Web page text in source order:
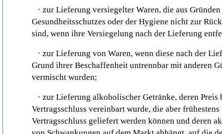
· zur Lieferung versiegelter Waren, die aus Gründen
Gesundheitsschutzes oder der Hygiene nicht zur
sind, wenn ihre Versiegelung nach der Lieferung
· zur Lieferung von Waren, wenn diese nach der
Grund ihrer Beschaffenheit untrennbar mit anderen
vermischt wurden;
· zur Lieferung alkoholischer Getränke, deren Preis
Vertragsschluss vereinbart wurde, die aber frühestens
Vertragsschluss geliefert werden können und deren